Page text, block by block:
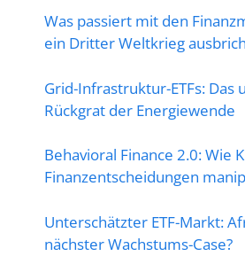
Was passiert mit den
ein Dritter Weltkrieg
Grid-Infrastruktur-ETFs: Das
Rückgrat der Energiewende
Behavioral Finance 2.0: Wie
Finanzentscheidungen
Unterschätzter ETF-Markt:
nächster Wachstums-Case?